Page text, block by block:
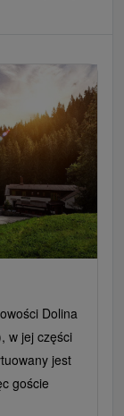
Dolina
w jej części
jest
goście